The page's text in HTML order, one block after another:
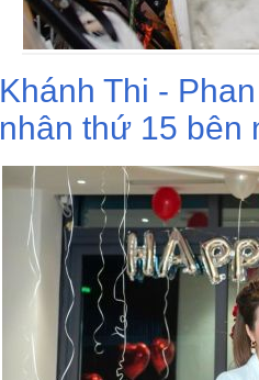
Khánh Thi -
nhân thứ 15 bên